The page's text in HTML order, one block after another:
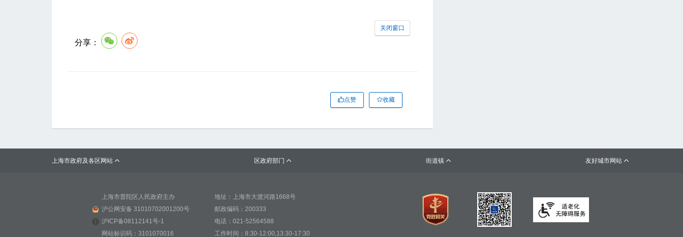
分享：
关闭窗口
点赞 收藏
上海市政府及各区网站  区政府部门  街道镇  友好城市网站 
上海市普陀区人民政府主办
地址：上海市大渡河路1668号
沪公网安备 31010702001200号
邮政编码：200333
沪ICP备08112141号-1
电话：021-52564588
网站标识码：3101070016
工作时间：8:30-12:00,13:30-17:30